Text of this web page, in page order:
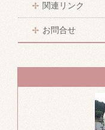
関連リンク
お問合せ